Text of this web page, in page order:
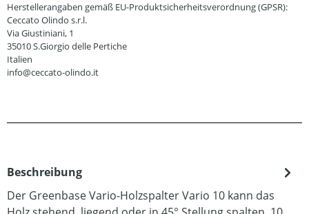
Herstellerangaben gemäß EU-Produktsicherheitsverordnung (GPSR):
Ceccato Olindo s.r.l.
Via Giustiniani, 1
35010 S.Giorgio delle Pertiche
Italien
info@ceccato-olindo.it
Beschreibung
Der Greenbase Vario-Holzspalter Vario 10 kann das